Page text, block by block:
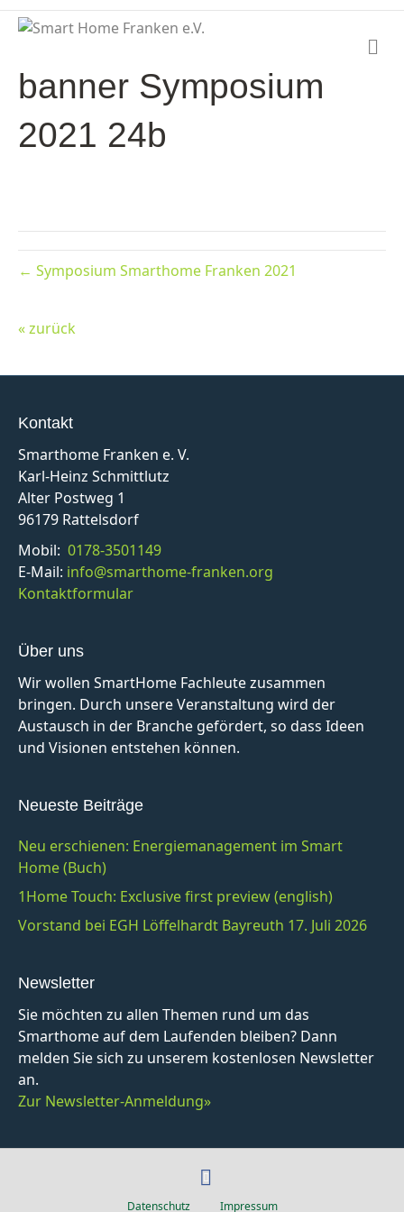
banner Symposium
2021 24b
← Symposium Smarthome Franken 2021
« zurück
Kontakt
Smarthome Franken e. V.
Karl-Heinz Schmittlutz
Alter Postweg 1
96179 Rattelsdorf
Mobil: 0178-3501149
E-Mail: info@smarthome-franken.org
Kontaktformular
Über uns
Wir wollen SmartHome Fachleute zusammen
bringen. Durch unsere Veranstaltung wird der
Austausch in der Branche gefördert, so dass Ideen
und Visionen entstehen können.
Neueste Beiträge
Neu erschienen: Energiemanagement im Smart
Home (Buch)
1Home Touch: Exclusive first preview (english)
Vorstand bei EGH Löffelhardt Bayreuth 17. Juli 2026
Newsletter
Sie möchten zu allen Themen rund um das
Smarthome auf dem Laufenden bleiben? Dann
melden Sie sich zu unserem kostenlosen Newsletter
an.
Zur Newsletter-Anmeldung»
F
Datenschutz Impressum